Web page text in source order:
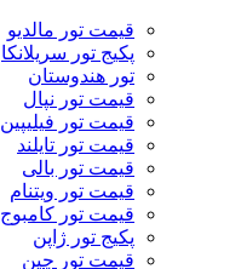
قیمت تور مالدیو
پکیج تور سریلانکا
تور هندوستان
قیمت تور نپال
قیمت تور فیلیپین
قیمت تور تایلند
قیمت تور بالی
قیمت تور ویتنام
قیمت تور کامبوج
پکیج تور ژاپن
قیمت تور چین